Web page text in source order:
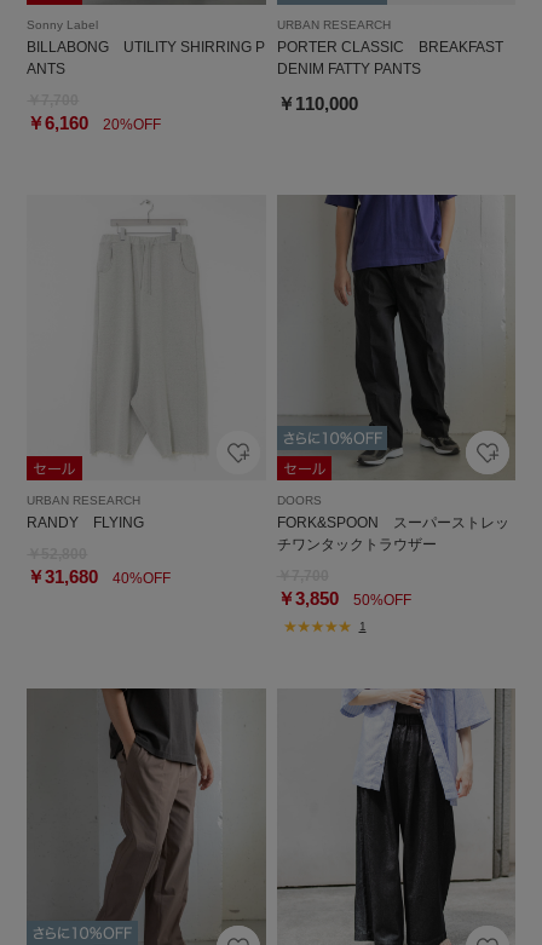
Sonny Label
BILLABONG UTILITY SHIRRING P
ANTS
￥6,160 20%OFF
URBAN RESEARCH
PORTER CLASSIC BREAKFAST
DENIM FATTY PANTS
￥110,000
URBAN RESEARCH
RANDY FLYING
￥31,680 40%OFF
DOORS
FORK&SPOON スーパーストレッ
チワンタックトラウザー
￥3,85050%OFF
1